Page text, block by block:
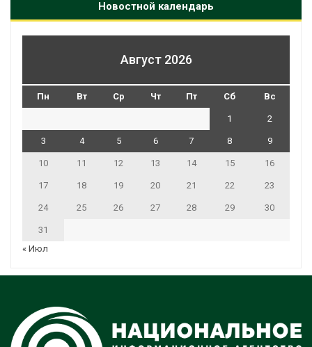
Новостной календарь
Август 2026
Пн Вт Ср Чт Пт Сб Вс
1 2
3 4 5 6 7 8 9
10 11 12 13 14 15 16
17 18 19 20 21 22 23
24 25 26 27 28 29 30
31
« Июл